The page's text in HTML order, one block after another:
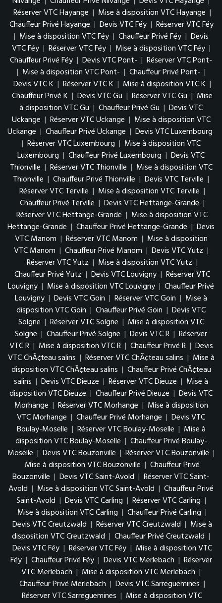
Réserver VTC Hayange | Mise à disposition VTC Hayange |
Chauffeur Privé Hayange | Devis VTC Féy | Réserver VTC Féy
| Mise à disposition VTC Féy | Chauffeur Privé Féy | Devis
VTC Féy | Réserver VTC Féy | Mise à disposition VTC Féy |
Chauffeur Privé Féy | Devis VTC Pont- | Réserver VTC Pont-
| Mise à disposition VTC Pont- | Chauffeur Privé Pont- |
Devis VTC K | Réserver VTC K | Mise à disposition VTC K |
Chauffeur Privé K | Devis VTC Gu | Réserver VTC Gu | Mise
à disposition VTC Gu | Chauffeur Privé Gu | Devis VTC
Uckange | Réserver VTC Uckange | Mise à disposition VTC
Uckange | Chauffeur Privé Uckange | Devis VTC Luxembourg
| Réserver VTC Luxembourg | Mise à disposition VTC
Luxembourg | Chauffeur Privé Luxembourg | Devis VTC
Thionville | Réserver VTC Thionville | Mise à disposition VTC
Thionville | Chauffeur Privé Thionville | Devis VTC Terville |
Réserver VTC Terville | Mise à disposition VTC Terville |
Chauffeur Privé Terville | Devis VTC Hettange-Grande |
Réserver VTC Hettange-Grande | Mise à disposition VTC
Hettange-Grande | Chauffeur Privé Hettange-Grande | Devis
VTC Manom | Réserver VTC Manom | Mise à disposition
VTC Manom | Chauffeur Privé Manom | Devis VTC Yutz |
Réserver VTC Yutz | Mise à disposition VTC Yutz |
Chauffeur Privé Yutz | Devis VTC Louvigny | Réserver VTC
Louvigny | Mise à disposition VTC Louvigny | Chauffeur Privé
Louvigny | Devis VTC Goin | Réserver VTC Goin | Mise à
disposition VTC Goin | Chauffeur Privé Goin | Devis VTC
Solgne | Réserver VTC Solgne | Mise à disposition VTC
Solgne | Chauffeur Privé Solgne | Devis VTC R | Réserver
VTC R | Mise à disposition VTC R | Chauffeur Privé R | Devis
VTC ChÃ¢teau salins | Réserver VTC ChÃ¢teau salins | Mise à
disposition VTC ChÃ¢teau salins | Chauffeur Privé ChÃ¢teau
salins | Devis VTC Dieuze | Réserver VTC Dieuze | Mise à
disposition VTC Dieuze | Chauffeur Privé Dieuze | Devis VTC
Morhange | Réserver VTC Morhange | Mise à disposition
VTC Morhange | Chauffeur Privé Morhange | Devis VTC
Boulay-Moselle | Réserver VTC Boulay-Moselle | Mise à
disposition VTC Boulay-Moselle | Chauffeur Privé Boulay-
Moselle | Devis VTC Bouzonville | Réserver VTC Bouzonville |
Mise à disposition VTC Bouzonville | Chauffeur Privé
Bouzonville | Devis VTC Saint-Avold | Réserver VTC Saint-
Avold | Mise à disposition VTC Saint-Avold | Chauffeur Privé
Saint-Avold | Devis VTC Carling | Réserver VTC Carling |
Mise à disposition VTC Carling | Chauffeur Privé Carling |
Devis VTC Creutzwald | Réserver VTC Creutzwald | Mise à
disposition VTC Creutzwald | Chauffeur Privé Creutzwald |
Devis VTC Féy | Réserver VTC Féy | Mise à disposition VTC
Féy | Chauffeur Privé Féy | Devis VTC Merlebach | Réserver
VTC Merlebach | Mise à disposition VTC Merlebach |
Chauffeur Privé Merlebach | Devis VTC Sarreguemines |
Réserver VTC Sarreguemines | Mise à disposition VTC